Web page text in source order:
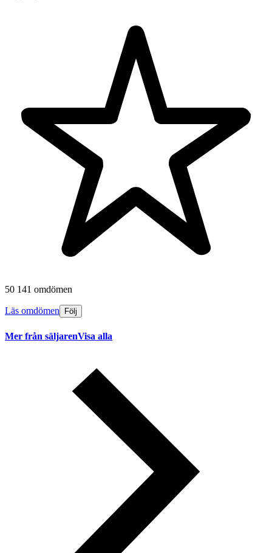
50 141 omdömen
Läs omdömen Följ
Mer från säljarenVisa alla